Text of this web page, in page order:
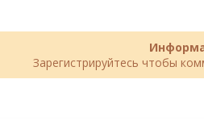
Зарегистрируйтесь чтобы